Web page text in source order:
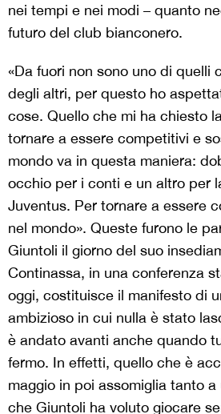
nei tempi e nei modi – quanto
futuro del club bianconero.
«Da fuori non sono uno di quelli
degli altri, per questo ho
cose. Quello che mi ha chiesto
tornare a essere competitivi e
mondo va in questa maniera:
occhio per i conti e un altro per
Juventus. Per tornare a essere
nel mondo». Queste furono le
Giuntoli il giorno del suo
Continassa, in una conferenza
oggi, costituisce il manifesto di
ambizioso in cui nulla è stato
è andato avanti anche quando
fermo. In effetti, quello che è
maggio in poi assomiglia tanto
che Giuntoli ha voluto giocare